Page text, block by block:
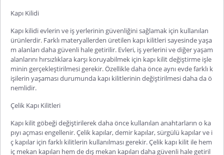
Kapı Kilidi
Kapı kilidievlerin ve iş yerlerinin güvenliğini sağlamak için kullanılan
ürünlerdir. Farklı materyallerden üretilen kapı kilitleri sayesinde yaşa
m alanları daha güvenli hale getirilir. Evleri, iş yerlerini ve diğer yaşam
alanlarını hırsızlıklara karşı koruyabilmek için kapı kilit değiştirme işle
minin gerçekleştirilmesi gerekir. Özellikle daha önce aynı evde farklı k
işilerin yaşaması durumunda kapı kilitlerinin değiştirilmesi daha da ö
nemlidir.
Çelik Kapı Kilitleri
Kapı kilit göbeğideğiştirilerek daha önce kullanılan anahtarların o ka
pıyı açması engellenir. Çelik kapılar, demir kapılar, sürgülü kapılar ve i
ç kapılar için farklı kilitlerin kullanılması gerekir.Çelik kapı kilit ile hem
iç mekan kapıları hem de dış mekan kapıları daha güvenli hale getiril